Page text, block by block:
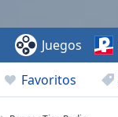
Favoritos
Juegos